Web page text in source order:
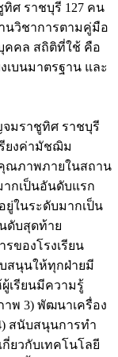
ศ ราชบุรี 127 คน
นวิชาการตามคู่มือ
คคล สถิติที่ใช้ คือ
บนมาตรฐาน และ
จมราชูทิศ ราชบุรี
ยงค่ามัชฌิม
ณภาพภายในสถาน
กเป็นอันดับแรก
ยู่ในระดับมากเป็น
ดับสุดท้าย
ของโรงเรียน
สนุนให้ทุกฝ่ายมี
เรียนมีความรู้
พ 3) พัฒนาเครื่อง
สนับสนุนการทำ
ยวกับเทคโนโลยี